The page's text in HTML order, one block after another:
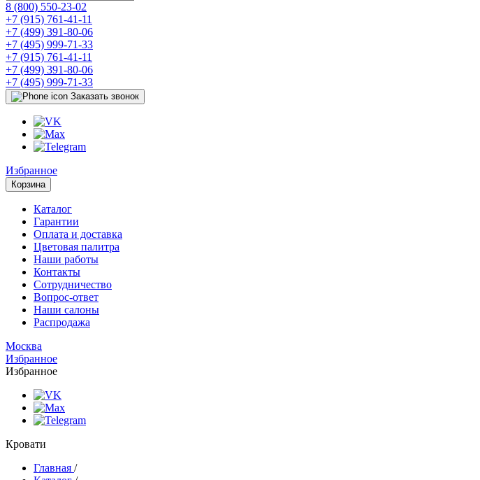
8 (800) 550-23-02
+7 (915) 761-41-11
+7 (499) 391-80-06
+7 (495) 999-71-33
+7 (915) 761-41-11
+7 (499) 391-80-06
+7 (495) 999-71-33
Заказать звонок
Избранное
Корзина
Каталог
Гарантии
Оплата и доставка
Цветовая палитра
Наши работы
Контакты
Сотрудничество
Вопрос-ответ
Наши салоны
Распродажа
Москва
Избранное
Избранное
Кровати
Главная /